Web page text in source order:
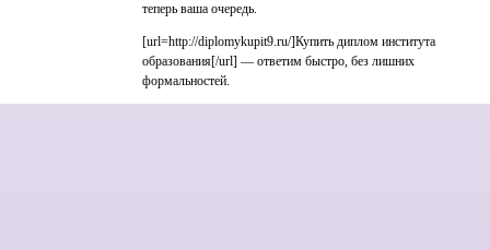
теперь ваша очередь.
[url=http://diplomykupit9.ru/]Купить диплом института
образования[/url] — ответим быстро, без лишних
формальностей.